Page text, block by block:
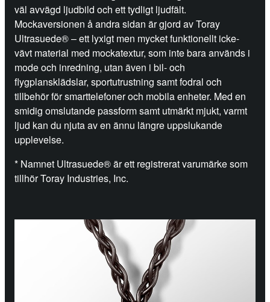
väl avvägd ljudbild och ett tydligt ljudfält.
Mockaversionen å andra sidan är gjord av Toray
Ultrasuede® – ett lyxigt men mycket funktionellt icke-
vävt material med mockatextur, som inte bara används i
mode och inredning, utan även i bil- och
flygplansklädslar, sportutrustning samt fodral och
tillbehör för smarttelefoner och mobila enheter. Med en
smidig omslutande passform samt utmärkt mjukt, varmt
ljud kan du njuta av en ännu längre uppslukande
upplevelse.
* Namnet Ultrasuede® är ett registrerat varumärke som
tillhör Toray Industries, Inc.